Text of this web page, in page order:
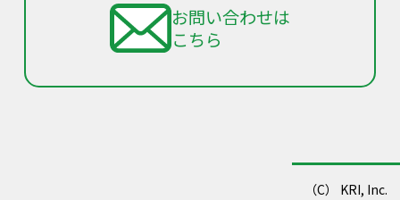
お問い合わせは
こちら
（C） KRI, Inc.